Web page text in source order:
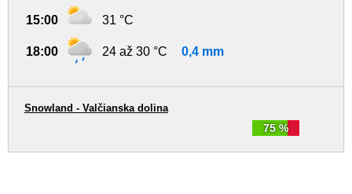
15:00 31 °C
18:00 24 až 30 °C 0,4 mm
75 %
Snowland - Valčianska dolina